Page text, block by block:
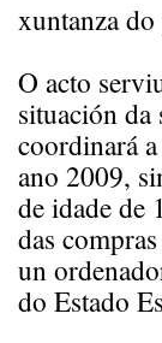
xuntanza
O acto
situación da
coordinará
ano 2009,
de idade de
das
un
do Estado